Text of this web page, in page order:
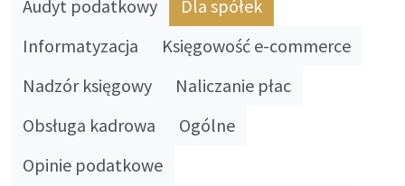
Audyt podatkowy
Dla spółek
Informatyzacja
Księgowość e-commerce
Nadzór księgowy
Naliczanie płac
Obsługa kadrowa
Ogólne
Opinie podatkowe